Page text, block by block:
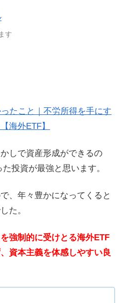
す
たこと｜不労所得を手にす
海外ETF】
しで資産形成ができるの
投資が最強と思います。
、年々豊かになってくると
た。
強制的に受けとる海外ETF
資本主義を体感しやすい良